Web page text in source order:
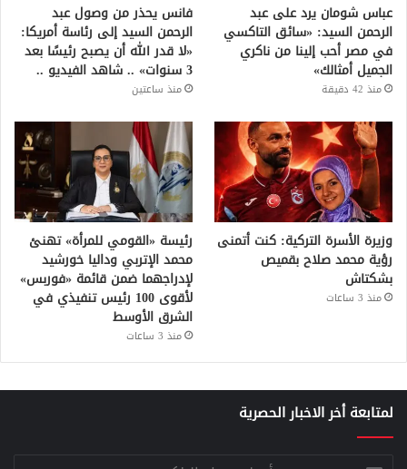
عباس شومان يرد على عبد
الرحمن السيد: «سائق التاكسي
في مصر أحب إلينا من ناكري
الجميل أمثالك»
منذ 42 دقيقة
فانس يحذر من وصول عبد
الرحمن السيد إلى رئاسة أمريكا:
«لا قدر الله أن يصبح رئيسًا بعد
3 سنوات» .. شاهد الفيديو ..
منذ ساعتين
وزيرة الأسرة التركية: كنت أتمنى
رؤية محمد صلاح بقميص
بشكتاش
منذ 3 ساعات
رئيسة «القومي للمرأة» تهنئ
محمد الإتربي وداليا خورشيد
لإدراجهما ضمن قائمة «فوربس»
لأقوى 100 رئيس تنفيذي في
الشرق الأوسط
منذ 3 ساعات
لمتابعة أخر الاخبار الحصرية
أدخل